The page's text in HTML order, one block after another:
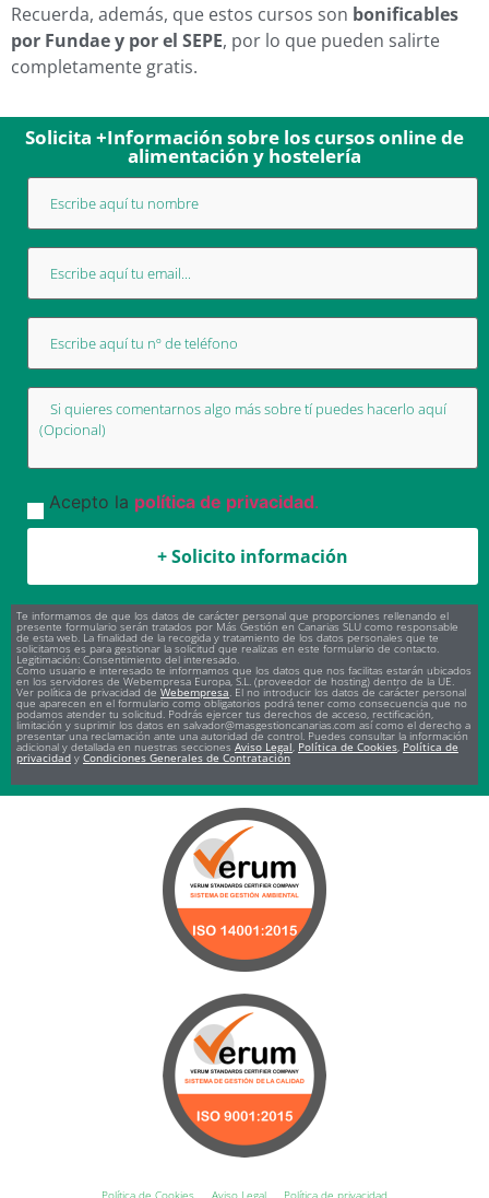
Recuerda, además, que estos cursos son bonificables
por Fundae y por el SEPE, por lo que pueden salirte
completamente gratis.
Solicita +Información sobre los cursos online de
alimentación y hostelería
Acepto la política de privacidad.
Te informamos de que los datos de carácter personal que proporciones rellenando el
presente formulario serán tratados por Más Gestión en Canarias SLU como responsable
de esta web. La finalidad de la recogida y tratamiento de los datos personales que te
solicitamos es para gestionar la solicitud que realizas en este formulario de contacto.
Legitimación: Consentimiento del interesado.
Como usuario e interesado te informamos que los datos que nos facilitas estarán ubicados
en los servidores de Webempresa Europa, S.L. (proveedor de hosting) dentro de la UE.
Ver política de privacidad de Webempresa. El no introducir los datos de carácter personal
que aparecen en el formulario como obligatorios podrá tener como consecuencia que no
podamos atender tu solicitud. Podrás ejercer tus derechos de acceso, rectificación,
limitación y suprimir los datos en salvador@masgestioncanarias.com así como el derecho a
presentar una reclamación ante una autoridad de control. Puedes consultar la información
adicional y detallada en nuestras secciones Aviso Legal, Política de Cookies, Política de
privacidad y Condiciones Generales de Contratación
Política de Cookies Aviso Legal Política de privacidad